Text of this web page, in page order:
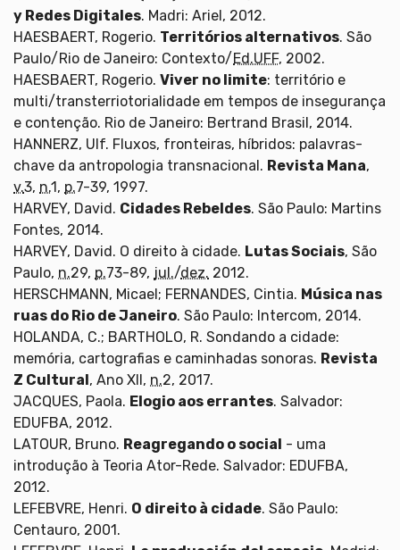
y Redes Digitales. Madri: Ariel, 2012.
HAESBAERT, Rogerio. Territórios alternativos. São
Paulo/Rio de Janeiro: Contexto/Ed.UFF, 2002.
HAESBAERT, Rogerio. Viver no limite: território e
multi/transterriotorialidade em tempos de insegurança
e contenção. Rio de Janeiro: Bertrand Brasil, 2014.
HANNERZ, Ulf. Fluxos, fronteiras, híbridos: palavras-
chave da antropologia transnacional. Revista Mana,
v.3, n.1, p.7-39, 1997.
HARVEY, David. Cidades Rebeldes. São Paulo: Martins
Fontes, 2014.
HARVEY, David. O direito à cidade. Lutas Sociais, São
Paulo, n.29, p.73-89, jul./dez. 2012.
HERSCHMANN, Micael; FERNANDES, Cintia. Música nas
ruas do Rio de Janeiro. São Paulo: Intercom, 2014.
HOLANDA, C.; BARTHOLO, R. Sondando a cidade:
memória, cartografias e caminhadas sonoras. Revista
Z Cultural, Ano XII, n.2, 2017.
JACQUES, Paola. Elogio aos errantes. Salvador:
EDUFBA, 2012.
LATOUR, Bruno. Reagregando o social - uma
introdução à Teoria Ator-Rede. Salvador: EDUFBA,
2012.
LEFEBVRE, Henri. O direito à cidade. São Paulo:
Centauro, 2001.